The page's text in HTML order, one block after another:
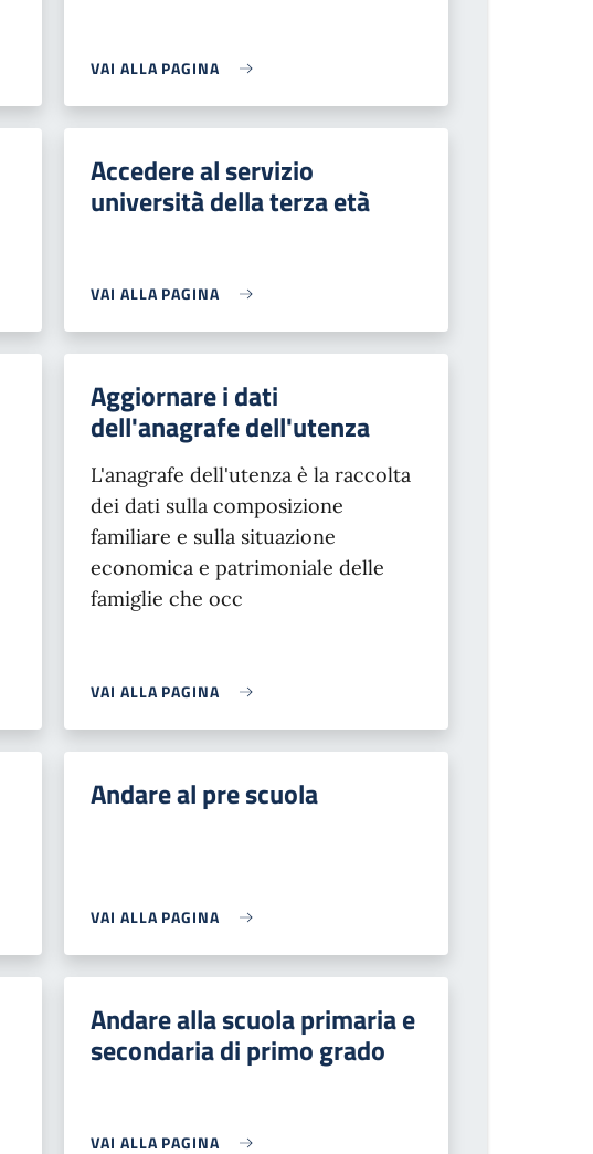
VAI ALLA PAGINA
Accedere al servizio
università della terza età
VAI ALLA PAGINA
Aggiornare i dati
dell'anagrafe dell'utenza
L'anagrafe dell'utenza è la raccolta
dei dati sulla composizione
familiare e sulla situazione
economica e patrimoniale delle
famiglie che occ
VAI ALLA PAGINA
Andare al pre scuola
VAI ALLA PAGINA
Andare alla scuola primaria e
secondaria di primo grado
VAI ALLA PAGINA